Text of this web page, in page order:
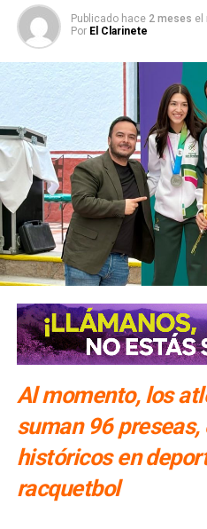
Publicado hace 2 meses el
Por El Clarinete
Al momento, los
suman 96
históricos en
racquetbol